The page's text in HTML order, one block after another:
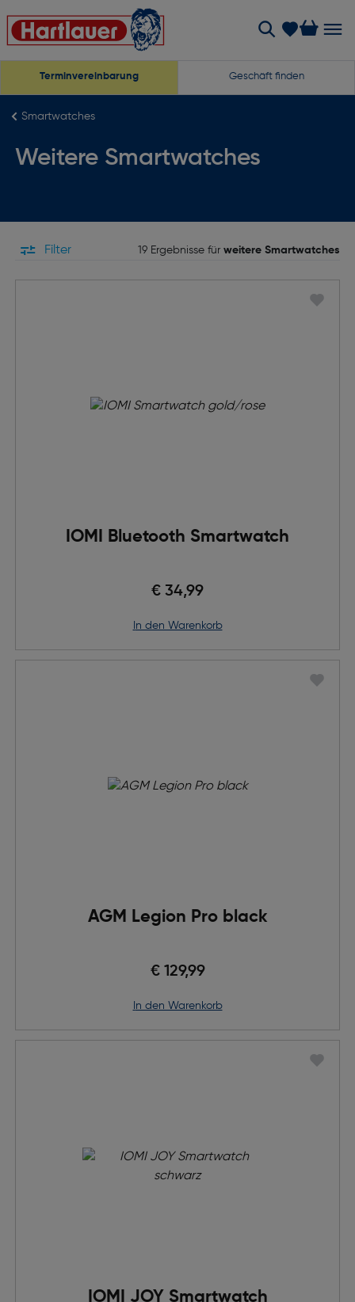
Terminvereinbarung Geschäft finden
Smartwatches
Weitere Smartwatches
Filter 19 Ergebnisse für weitere Smartwatches
IOMI Bluetooth Smartwatch
€ 34,99
in den Warenkorb
AGM Legion Pro black
€ 129,99
in den Warenkorb
IOMI JOY Smartwatch